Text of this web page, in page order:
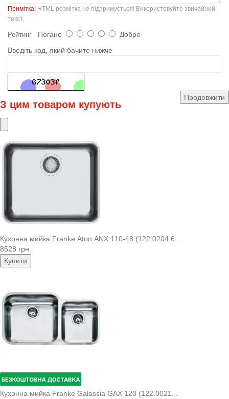
Примітка: HTML розмітка не підтримується! Використовуйте звичайний
текст.
Рейтинг Погано
Добре
Введіть код, який бачите нижче
Продовжити
З цим товаром купують
Кухонна мийка Franke Aton ANX 110-48 (122.0204.6..
8528 грн.
Купити
Кухонна мийка Franke Galassia GAX 120 (122.0021...